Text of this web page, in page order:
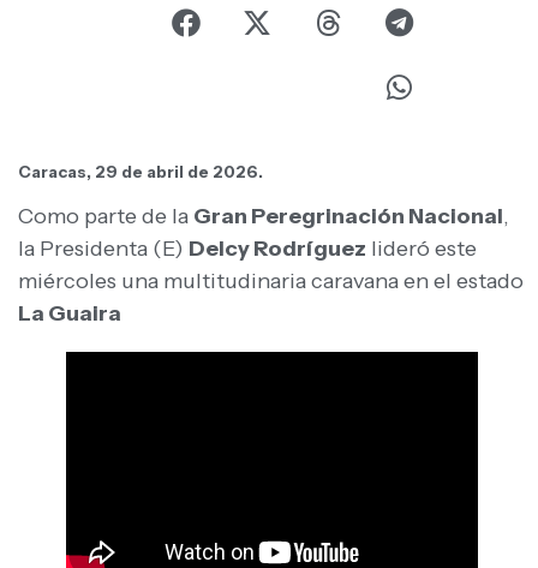
Caracas, 29 de abril de 2026.
Como parte de la Gran Peregrinación Nacional,
la Presidenta (E) Delcy Rodríguez lideró este
miércoles una multitudinaria caravana en el estado
La Guaira